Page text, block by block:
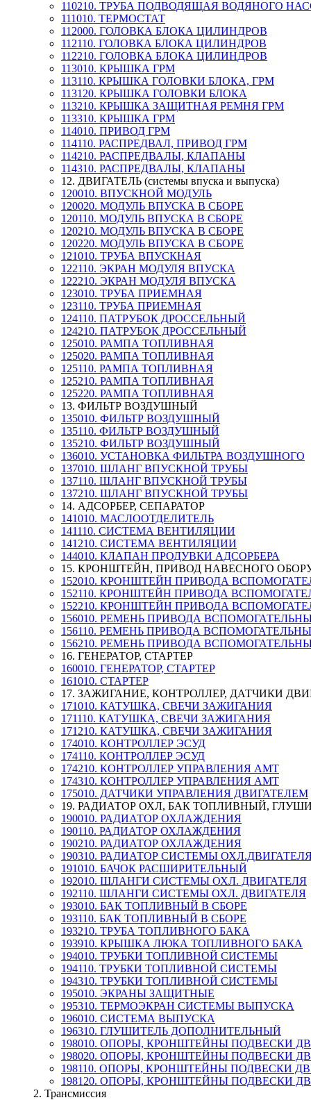
110210. ТРУБА ПОДВОДЯЩАЯ ВОДЯНОГО
111010. ТЕРМОСТАТ
112000. ГОЛОВКА БЛОКА ЦИЛИНДРОВ
112110. ГОЛОВКА БЛОКА ЦИЛИНДРОВ
112210. ГОЛОВКА БЛОКА ЦИЛИНДРОВ
113010. КРЫШКА ГРМ
113110. КРЫШКА ГОЛОВКИ БЛОКА, ГРМ
113120. КРЫШКА ГОЛОВКИ БЛОКА
113210. КРЫШКА ЗАЩИТНАЯ РЕМНЯ ГРМ
113310. КРЫШКА ГРМ
114010. ПРИВОД ГРМ
114110. РАСПРЕДВАЛ, ПРИВОД ГРМ
114210. РАСПРЕДВАЛЫ, КЛАПАНЫ
114310. РАСПРЕДВАЛЫ, КЛАПАНЫ
12. ДВИГАТЕЛЬ (системы впуска и выпуска)
120010. ВПУСКНОЙ МОДУЛЬ
120020. МОДУЛЬ ВПУСКА В СБОРЕ
120110. МОДУЛЬ ВПУСКА В СБОРЕ
120210. МОДУЛЬ ВПУСКА В СБОРЕ
120220. МОДУЛЬ ВПУСКА В СБОРЕ
121010. ТРУБА ВПУСКНАЯ
122110. ЭКРАН МОДУЛЯ ВПУСКА
122210. ЭКРАН МОДУЛЯ ВПУСКА
123010. ТРУБА ПРИЕМНАЯ
123110. ТРУБА ПРИЕМНАЯ
124110. ПАТРУБОК ДРОССЕЛЬНЫЙ
124210. ПАТРУБОК ДРОССЕЛЬНЫЙ
125010. РАМПА ТОПЛИВНАЯ
125020. РАМПА ТОПЛИВНАЯ
125110. РАМПА ТОПЛИВНАЯ
125210. РАМПА ТОПЛИВНАЯ
125220. РАМПА ТОПЛИВНАЯ
13. ФИЛЬТР ВОЗДУШНЫЙ
135010. ФИЛЬТР ВОЗДУШНЫЙ
135110. ФИЛЬТР ВОЗДУШНЫЙ
135210. ФИЛЬТР ВОЗДУШНЫЙ
136010. УСТАНОВКА ФИЛЬТРА ВОЗДУШНОГО
137010. ШЛАНГ ВПУСКНОЙ ТРУБЫ
137110. ШЛАНГ ВПУСКНОЙ ТРУБЫ
137210. ШЛАНГ ВПУСКНОЙ ТРУБЫ
14. АДСОРБЕР, СЕПАРАТОР
141010. МАСЛООТДЕЛИТЕЛЬ
141110. СИСТЕМА ВЕНТИЛЯЦИИ
141210. СИСТЕМА ВЕНТИЛЯЦИИ
144010. КЛАПАН ПРОДУВКИ АДСОРБЕРА
15. КРОНШТЕЙН, ПРИВОД НАВЕСНОГО
152010. КРОНШТЕЙН ПРИВОДА
152110. КРОНШТЕЙН ПРИВОДА
152210. КРОНШТЕЙН ПРИВОДА
156010. РЕМЕНЬ ПРИВОДА
156110. РЕМЕНЬ ПРИВОДА
156210. РЕМЕНЬ ПРИВОДА
16. ГЕНЕРАТОР, СТАРТЕР
160010. ГЕНЕРАТОР, СТАРТЕР
161010. СТАРТЕР
17. ЗАЖИГАНИЕ, КОНТРОЛЛЕР, ДАТЧИКИ
171010. КАТУШКА, СВЕЧИ ЗАЖИГАНИЯ
171110. КАТУШКА, СВЕЧИ ЗАЖИГАНИЯ
171210. КАТУШКА, СВЕЧИ ЗАЖИГАНИЯ
174010. КОНТРОЛЛЕР ЭСУД
174110. КОНТРОЛЛЕР ЭСУД
174210. КОНТРОЛЛЕР УПРАВЛЕНИЯ АМТ
174310. КОНТРОЛЛЕР УПРАВЛЕНИЯ АМТ
175010. ДАТЧИКИ УПРАВЛЕНИЯ ДВИГАТЕЛЕМ
19. РАДИАТОР ОХЛ, БАК ТОПЛИВНЫЙ,
190010. РАДИАТОР ОХЛАЖДЕНИЯ
190110. РАДИАТОР ОХЛАЖДЕНИЯ
190210. РАДИАТОР ОХЛАЖДЕНИЯ
190310. РАДИАТОР СИСТЕМЫ
191010. БАЧОК РАСШИРИТЕЛЬНЫЙ
192010. ШЛАНГИ СИСТЕМЫ ОХЛ. ДВИГАТЕЛЯ
192110. ШЛАНГИ СИСТЕМЫ ОХЛ. ДВИГАТЕЛЯ
193010. БАК ТОПЛИВНЫЙ В СБОРЕ
193110. БАК ТОПЛИВНЫЙ В СБОРЕ
193210. ТРУБА ТОПЛИВНОГО БАКА
193910. КРЫШКА ЛЮКА ТОПЛИВНОГО БАКА
194010. ТРУБКИ ТОПЛИВНОЙ СИСТЕМЫ
194110. ТРУБКИ ТОПЛИВНОЙ СИСТЕМЫ
194310. ТРУБКИ ТОПЛИВНОЙ СИСТЕМЫ
195010. ЭКРАНЫ ЗАЩИТНЫЕ
195310. ТЕРМОЭКРАН СИСТЕМЫ ВЫПУСКА
196010. СИСТЕМА ВЫПУСКА
196310. ГЛУШИТЕЛЬ ДОПОЛНИТЕЛЬНЫЙ
198010. ОПОРЫ, КРОНШТЕЙНЫ ПОДВЕСКИ
198020. ОПОРЫ, КРОНШТЕЙНЫ ПОДВЕСКИ
198110. ОПОРЫ, КРОНШТЕЙНЫ ПОДВЕСКИ
198120. ОПОРЫ, КРОНШТЕЙНЫ ПОДВЕСКИ
2. Трансмиссия